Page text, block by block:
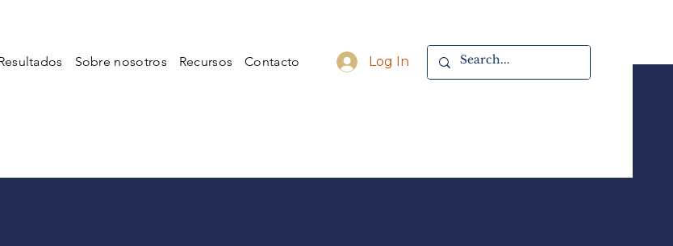
Sobre nosotros Recursos Contacto Log In